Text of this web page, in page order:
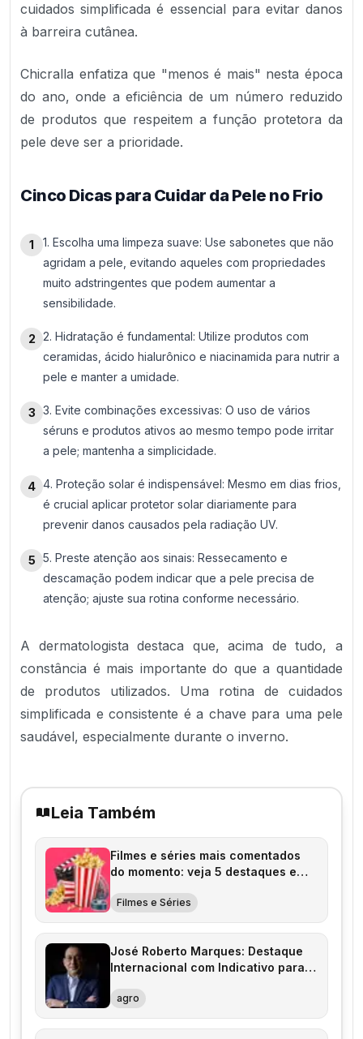
cuidados simplificada é essencial para evitar danos
à barreira cutânea.
Chicralla enfatiza que "menos é mais" nesta época
do ano, onde a eficiência de um número reduzido
de produtos que respeitem a função protetora da
pele deve ser a prioridade.
Cinco Dicas para Cuidar da Pele no Frio
1
1. Escolha uma limpeza suave: Use sabonetes que não
agridam a pele, evitando aqueles com propriedades
muito adstringentes que podem aumentar a
sensibilidade.
2 2. Hidratação é fundamental: Utilize produtos com
ceramidas, ácido hialurônico e niacinamida para nutrir a
pele e manter a umidade.
3 3. Evite combinações excessivas: O uso de vários
séruns e produtos ativos ao mesmo tempo pode irritar
a pele; mantenha a simplicidade.
4 4. Proteção solar é indispensável: Mesmo em dias frios,
é crucial aplicar protetor solar diariamente para
prevenir danos causados pela radiação UV.
5 5. Preste atenção aos sinais: Ressecamento e
descamação podem indicar que a pele precisa de
atenção; ajuste sua rotina conforme necessário.
A dermatologista destaca que, acima de tudo, a
constância é mais importante do que a quantidade
de produtos utilizados. Uma rotina de cuidados
simplificada e consistente é a chave para uma pele
saudável, especialmente durante o inverno.
Leia Também
Filmes e séries mais comentados
do momento: veja 5 destaques e
Filmes e Séries
José Roberto Marques: Destaque
Internacional com Indicativo para o
agro